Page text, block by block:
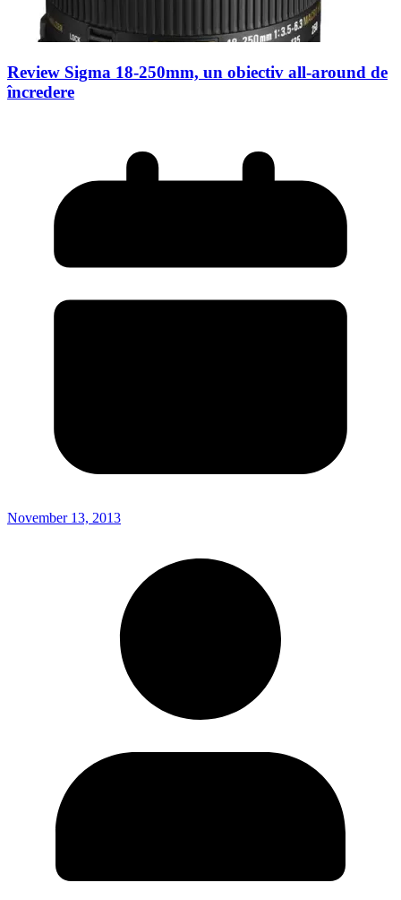
Review Sigma 18-250mm, un obiectiv all-around de
încredere
November 13, 2013